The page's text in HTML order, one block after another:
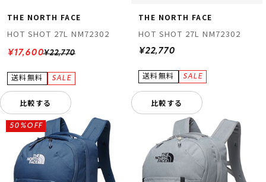
THE NORTH FACE
HOT SHOT 27L NM72302
¥22,770
¥17,600
比較する
THE NORTH FACE
HOT SHOT 27L NM72302
¥22,770
比較する
50%OFF